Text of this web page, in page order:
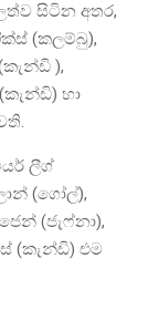
සිටින අතර,
(කලම්බු),
),
හා
ලීග්
(ගෝල්),
(ජැෆ්නා),
(කැන්ඩි) එම